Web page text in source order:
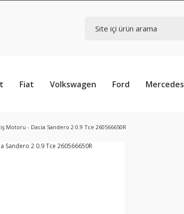
Fiat Volkswagen Ford Mercedes
Motoru - Dacia Sandero 2 0.9 Tce 260566650R